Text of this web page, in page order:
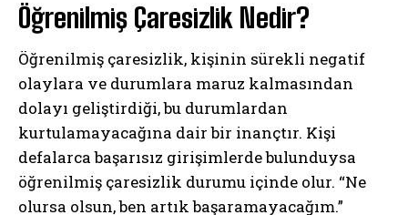
Öğrenilmiş Çaresizlik Nedir?
Öğrenilmiş çaresizlik, kişinin sürekli negatif
olaylara ve durumlara maruz kalmasından
dolayı geliştirdiği, bu durumlardan
kurtulamayacağına dair bir inançtır. Kişi
defalarca başarısız girişimlerde bulunduysa
öğrenilmiş çaresizlik durumu içinde olur. “Ne
olursa olsun, ben artık başaramayacağım.”